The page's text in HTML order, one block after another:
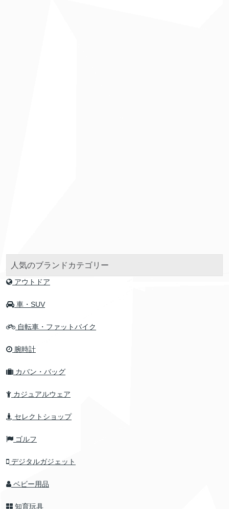
人気のブランドカテゴリー
アウトドア
車・SUV
自転車・ファットバイク
腕時計
カバン・バッグ
カジュアルウェア
セレクトショップ
ゴルフ
デジタルガジェット
ベビー用品
知育玩具